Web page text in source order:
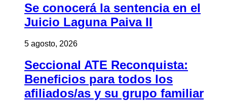
Se conocerá la sentencia en el
Juicio Laguna Paiva II
5 agosto, 2026
Seccional ATE Reconquista:
Beneficios para todos los
afiliados/as y su grupo familiar